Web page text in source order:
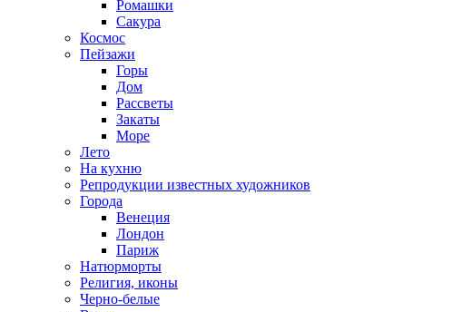
Ромашки
Сакура
Космос
Пейзажи
Горы
Дом
Рассветы
Закаты
Море
Лето
На кухню
Репродукции известных художников
Города
Венеция
Лондон
Париж
Натюрморты
Религия, иконы
Черно-белые